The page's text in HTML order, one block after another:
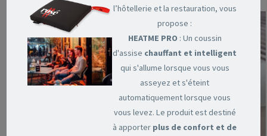
l’hôtellerie et la restauration, vous
propose :
HEATME PRO : Un coussin
d'assise chauffant et intelligent
qui s'allume lorsque vous vous
asseyez et s'éteint
automatiquement lorsque vous
vous levez. Le produit est destiné
à apporter plus de confort et de